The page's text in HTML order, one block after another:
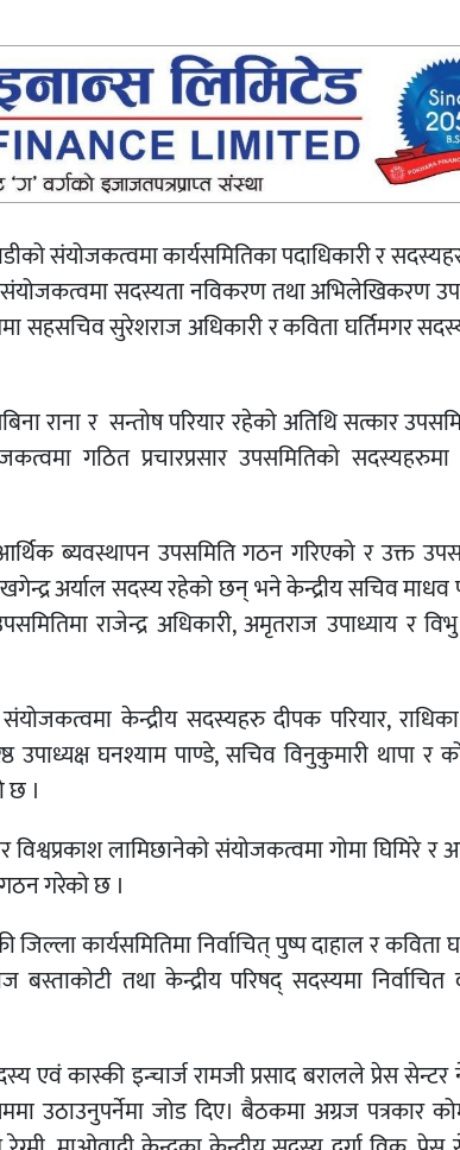
संयोजकत्वमा कार्यसमितिका पदाधिकारी र
संयोजकत्वमा सदस्यता नविकरण तथा अभिलेखिकरण
सहसचिव सुरेशराज अधिकारी र कविता घर्तिमगर
राना र सन्तोष परियार रहेको अतिथि सत्कार
गठित प्रचारप्रसार उपसमितिको
ब्यवस्थापन उपसमिति गठन गरिएको र उक्त
अर्याल सदस्य रहेको छन् भने केन्द्रीय सचिव
राजेन्द्र अधिकारी, अमृतराज उपाध्याय र
केन्द्रीय सदस्यहरु दीपक परियार,
उपाध्यक्ष घनश्याम पाण्डे, सचिव विनुकुमारी थापा र
छ ।
लामिछानेको संयोजकत्वमा गोमा घिमिरे र
गरेको छ ।
कार्यसमितिमा निर्वाचित् पुष्प दाहाल र कविता
बस्ताकोटी तथा केन्द्रीय परिषद् सदस्यमा निर्वाचित
एवं कास्की इन्चार्ज रामजी प्रसाद बरालले प्रेस
उठाउनुपर्नेमा जोड दिए। बैठकमा अग्रज पत्रकार